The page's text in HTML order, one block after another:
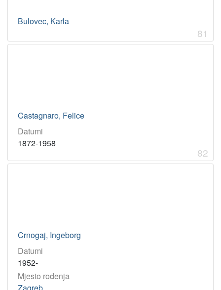
Bulovec, Karla
81
Castagnaro, Felice
Datumi
1872-1958
82
Crnogaj, Ingeborg
Datumi
1952-
Mjesto rođenja